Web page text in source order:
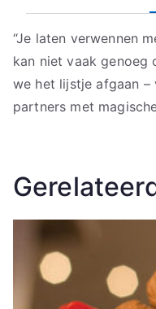
“Je laten verwennen
kan niet vaak genoeg
we het lijstje afgaan –
partners met